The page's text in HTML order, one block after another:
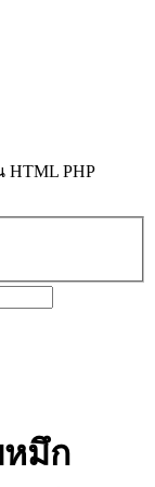
PHP
หมึก